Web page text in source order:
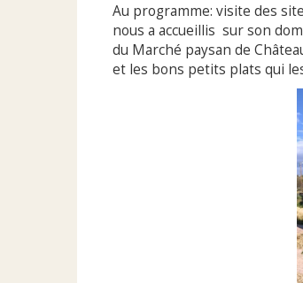
Au programme: visite des
nous a accueillis sur son
du Marché paysan de
et les bons petits plats qui